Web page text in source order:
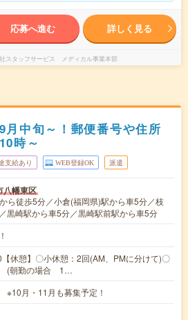
応募へ進む 詳しく見る
スタッフサービス メディカル事業本部
中旬～！郵便番号や住所
時～
支給あり WEB登録OK 派遣
八幡東区
ら徒歩5分／小倉(福岡県)駅から車5分／枝
黒崎駅から車5分／黒崎駅前駅から車5分
休憩】〇小休憩：2回(AM、PMに分けて)〇
(朝勤の場合 1…
月・11月も募集予定！